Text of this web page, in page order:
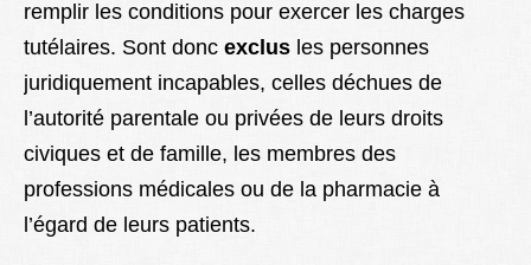
remplir les conditions pour exercer les charges
tutélaires. Sont donc exclus les personnes
juridiquement incapables, celles déchues de
l’autorité parentale ou privées de leurs droits
civiques et de famille, les membres des
professions médicales ou de la pharmacie à
l’égard de leurs patients.